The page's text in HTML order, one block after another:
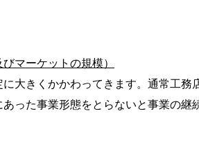
マーケットの規模）
大きくかかわってきます。通常工務
った事業形態をとらないと事業の継